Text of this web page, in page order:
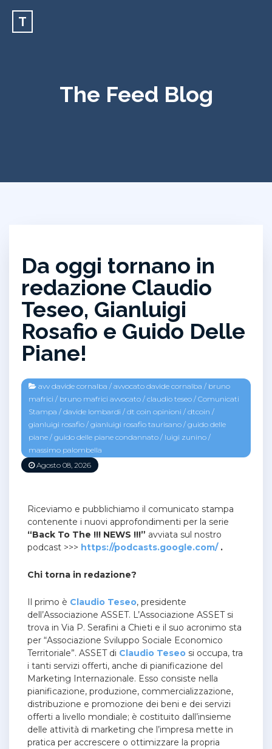
T
The Feed Blog
Da oggi tornano in
redazione Claudio
Teseo, Gianluigi
Rosafio e Guido Delle
Piane!
avv davide cornalba / avvocato davide cornalba / bruno
mafrici / bruno mafrici avvocato / claudio teseo / Comunicati
Stampa / davide lombardi / dt coin opinioni / dtcoin /
gianluigi rosafio / gianluigi rosafio taurisano / guido delle
piane / guido delle piane condannato / luigi zunino /
massimo palombella
Agosto 08, 2026
Riceviamo e pubblichiamo il comunicato stampa
contenente i nuovi approfondimenti per la serie
“Back To The !!! NEWS !!!” avviata sul nostro
podcast >>> https://podcasts.google.com/.
Chi torna in redazione?
Il primo è Claudio Teseo, presidente
dell’Associazione ASSET. L’Associazione ASSET si
trova in Via P. Serafini a Chieti e il suo acronimo sta
per “Associazione Sviluppo Sociale Economico
Territoriale”. ASSET di Claudio Teseo si occupa, tra
i tanti servizi offerti, anche di pianificazione del
Marketing Internazionale. Esso consiste nella
pianificazione, produzione, commercializzazione,
distribuzione e promozione dei beni e dei servizi
offerti a livello mondiale; è costituito dall’insieme
delle attività di marketing che l’impresa mette in
pratica per accrescere o ottimizzare la propria